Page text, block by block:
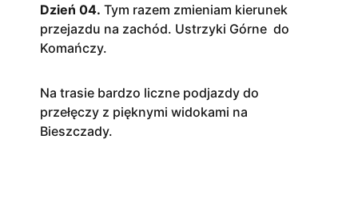
Dzień 04. Tym razem zmieniam kierunek
przejazdu na zachód. Ustrzyki Górne do
Komańczy.
Na trasie bardzo liczne podjazdy do
przełęczy z pięknymi widokami na
Bieszczady.